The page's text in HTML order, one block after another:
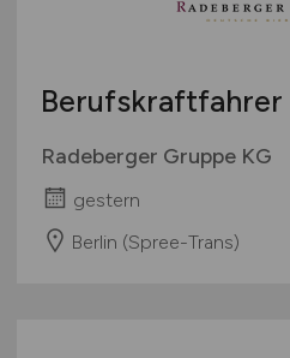
Berufskraftfahrer
Radeberger Gruppe KG
gestern
Berlin (Spree-Trans)